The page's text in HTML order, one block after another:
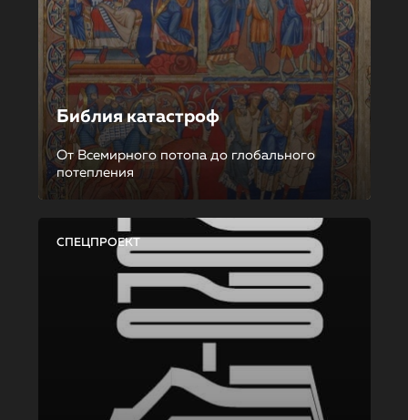
Библия катастроф
От Всемирного потопа до глобального
потепления
СПЕЦПРОЕКТ